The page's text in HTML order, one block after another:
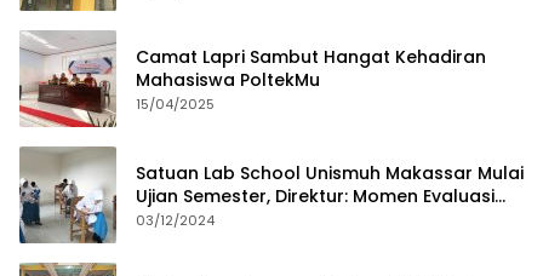
Camat Lapri Sambut Hangat Kehadiran
Mahasiswa PoltekMu
15/04/2025
Satuan Lab School Unismuh Makassar Mulai
Ujian Semester, Direktur: Momen Evaluasi
Proses Pembelajaran
03/12/2024